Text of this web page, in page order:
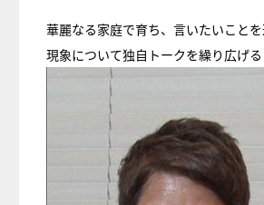
華麗なる家庭で育ち、言いたいこと
現象について独自トークを繰り広げ